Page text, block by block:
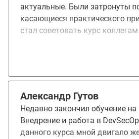
актуальные. Были затронуты
касающиеся практического
стал советовать курс коллегам
Александр Гутов
Недавно закончил обучение на
Внедрение и работа в
данного курса мной двигало